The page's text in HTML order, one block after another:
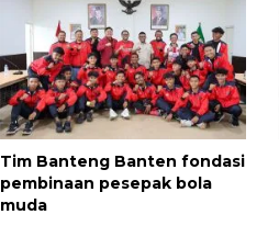
Tim Banteng Banten fondasi
pembinaan pesepak bola
muda